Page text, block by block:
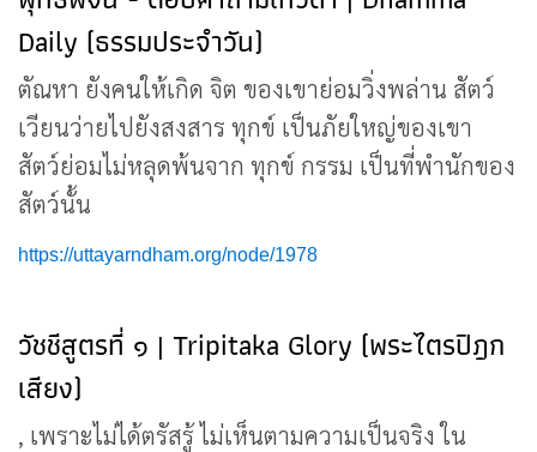
Daily (ธรรมประจำวัน)
ตัณหา ยังคนให้เกิด จิต ของเขาย่อมวิ่งพล่าน สัตว์
เวียนว่ายไปยังสงสาร ทุกข์ เป็นภัยใหญ่ของเขา
สัตว์ย่อมไม่หลุดพ้นจาก ทุกข์ กรรม เป็นที่พำนักของ
สัตว์นั้น
https://uttayarndham.org/node/1978
วัชชีสูตรที่ ๑ | Tripitaka Glory (พระไตรปิฎก
เสียง)
, เพราะไม่ได้ตรัสรู้ ไม่เห็นตามความเป็นจริง ใน